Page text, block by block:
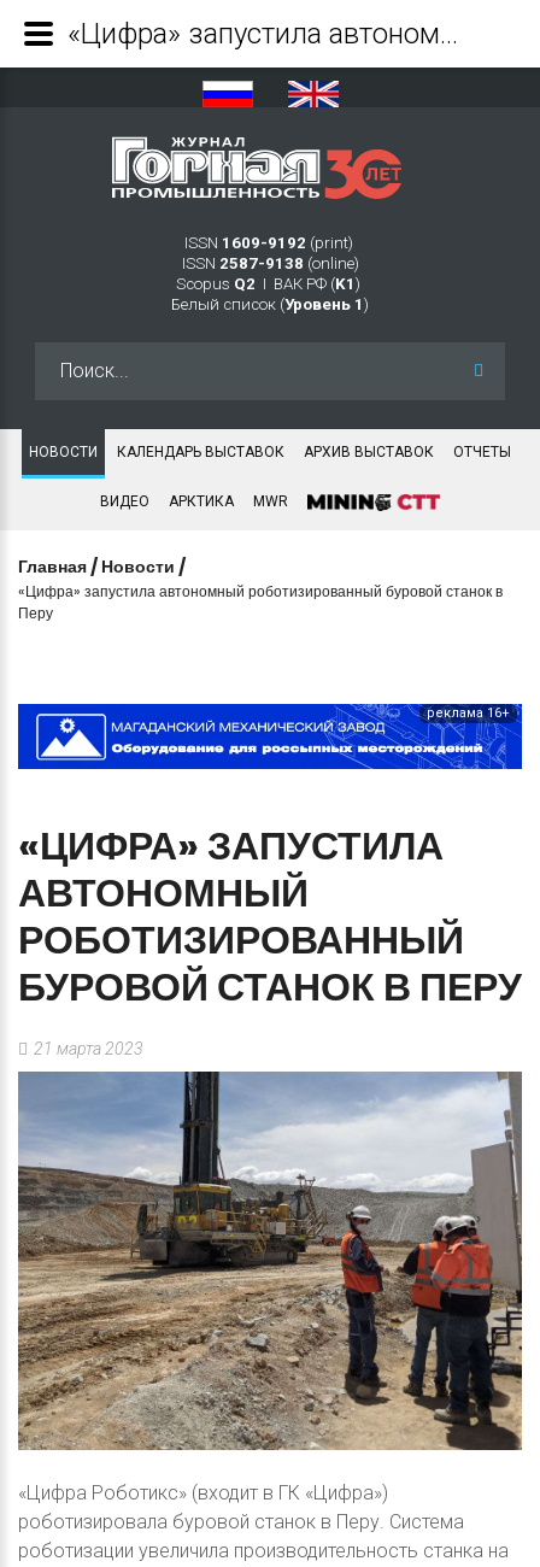
ISSN 1609-9192 (print)
ISSN 2587-9138 (online)
Scopus Q2 Ι ВАК РФ (K1 )
Белый список (Уровень 1 )
НОВОСТИ КАЛЕНДАРЬ ВЫСТАВОК АРХИВ ВЫСТАВОК ОТЧЕТЫ
ВИДЕО АРКТИКА MWR
Главная / Новости /
«Цифра» запустила автономный роботизированный буровой станок в
Перу
реклама 16+
«ЦИФРА» ЗАПУСТИЛА
АВТОНОМНЫЙ
РОБОТИЗИРОВАННЫЙ
БУРОВОЙ СТАНОК В ПЕРУ
21 марта 2023
«Цифра Роботикс» (входит в ГК «Цифра»)
роботизировала буровой станок в Перу. Система
роботизации увеличила производительность станка на
«Цифра» запустила автономный роботизированный буровой станок в Перу - Журнал Горная промышленность